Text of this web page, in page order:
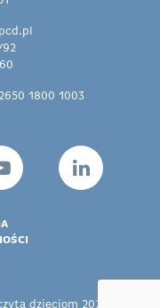
92
1800 1003
dzieciom 2026